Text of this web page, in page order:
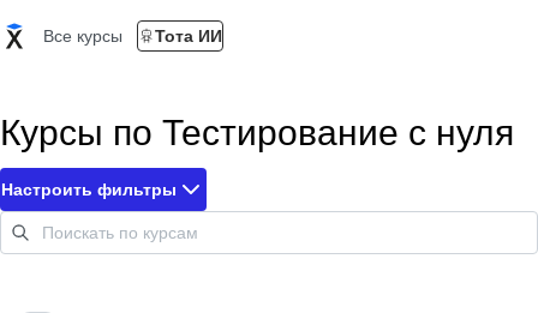
Все курсы Тота ИИ
Курсы по Тестирование с нуля
Настроить фильтры